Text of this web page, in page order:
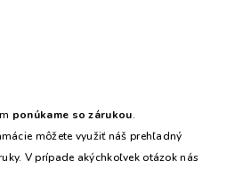
ponúkame so zárukou.
môžete využiť náš prehľadný
V prípade akýchkoľvek otázok nás